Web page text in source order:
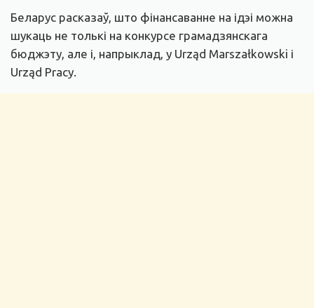
Беларус расказаў, што фінансаванне на ідэі можна
шукаць не толькі на конкурсе грамадзянскага
бюджэту, але і, напрыклад, у Urząd Marszałkowski і
Urząd Pracy.